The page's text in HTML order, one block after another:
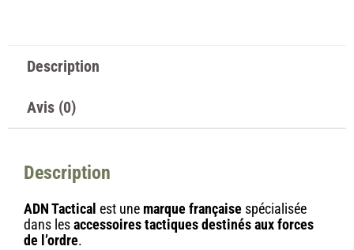
Description
Avis (0)
Description
ADN Tactical est une marque française spécialisée
dans lesaccessoires tactiques destinés aux forces
de l’ordre.